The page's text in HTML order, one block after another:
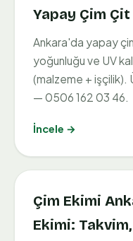
Yapay Çim Çit
Ankara'da yapay
yoğunluğu ve UV
(malzeme +
— 0506 162 03 46.
İncele →
Çim Ekimi
Ekimi: